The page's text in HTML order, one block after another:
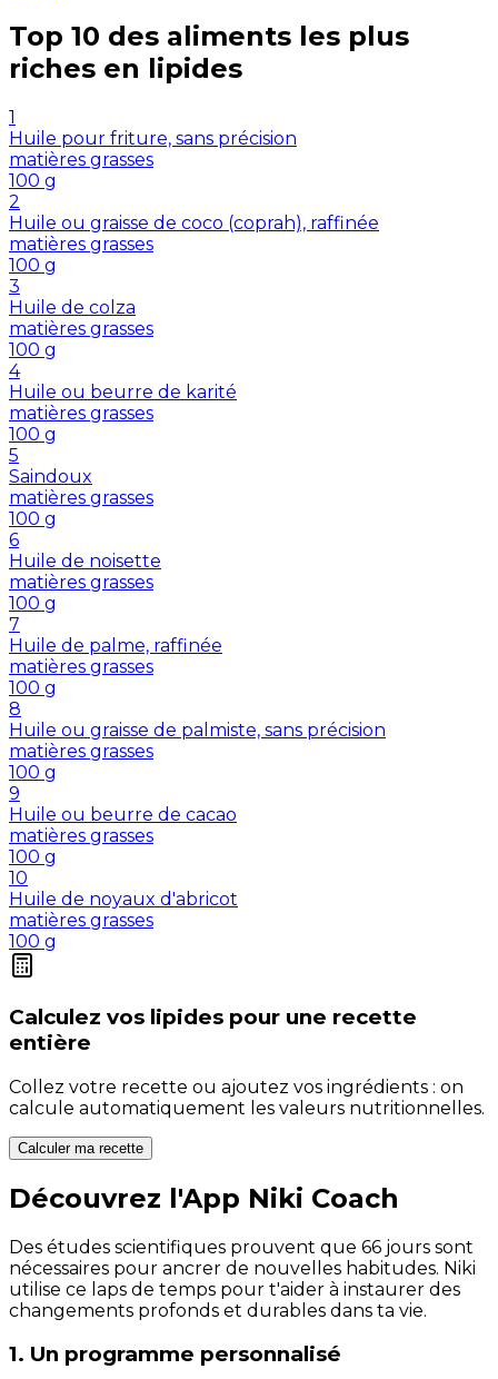
Top 10 des aliments les plus
riches en lipides
1
Huile pour friture, sans précision
matières grasses
100 g
2
Huile ou graisse de coco (coprah), raffinée
matières grasses
100 g
3
Huile de colza
matières grasses
100 g
4
Huile ou beurre de karité
matières grasses
100 g
5
Saindoux
matières grasses
100 g
6
Huile de noisette
matières grasses
100 g
7
Huile de palme, raffinée
matières grasses
100 g
8
Huile ou graisse de palmiste, sans précision
matières grasses
100 g
9
Huile ou beurre de cacao
matières grasses
100 g
10
Huile de noyaux d'abricot
matières grasses
100 g
Calculez vos lipides pour une recette
entière
Collez votre recette ou ajoutez vos ingrédients : on
calcule automatiquement les valeurs nutritionnelles.
Calculer ma recette
Découvrez l'App Niki Coach
Des études scientifiques prouvent que 66 jours sont
nécessaires pour ancrer de nouvelles habitudes. Niki
utilise ce laps de temps pour t'aider à instaurer des
changements profonds et durables dans ta vie.
1. Un programme personnalisé